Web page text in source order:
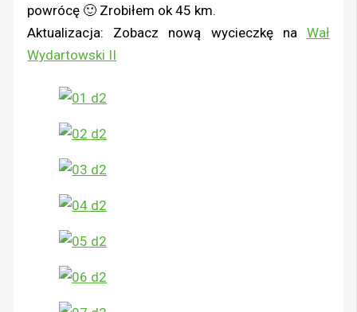
powrócę 🙂 Zrobiłem ok 45 km.
Aktualizacja: Zobacz nową wycieczkę na Wał
Wydartowski II